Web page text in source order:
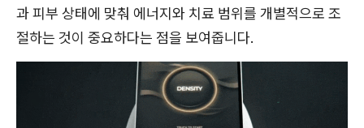
과 피부 상태에 맞춰 에너지와 치료 범위를 개별적으로 조
절하는 것이 중요하다는 점을 보여줍니다.